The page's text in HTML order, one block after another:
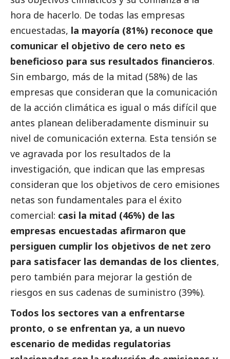
hora de hacerlo. De todas las empresas
encuestadas, la mayoría (81%) reconoce que
comunicar el objetivo de cero neto es
beneficioso para sus resultados financieros.
Sin embargo, más de la mitad (58%) de las
empresas que consideran que la comunicación
de la acción climática es igual o más difícil que
antes planean deliberadamente disminuir su
nivel de comunicación externa. Esta tensión se
ve agravada por los resultados de la
investigación, que indican que las empresas
consideran que los objetivos de cero emisiones
netas son fundamentales para el éxito
comercial: casi la mitad (46%) de las
empresas encuestadas afirmaron que
persiguen cumplir los objetivos de net zero
para satisfacer las demandas de los clientes,
pero también para mejorar la gestión de
riesgos en sus cadenas de suministro (39%).
Todos los sectores van a enfrentarse
pronto, o se enfrentan ya, a un nuevo
escenario de medidas regulatorias